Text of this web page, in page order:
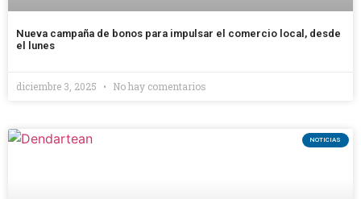
Nueva campaña de bonos para impulsar el comercio local, desde
el lunes
diciembre 3, 2025 No hay comentarios
NOTICIAS